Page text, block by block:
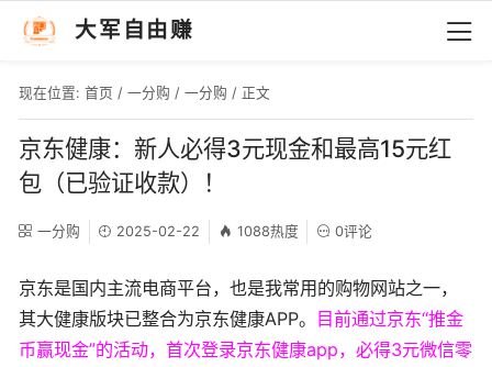
大军自由赚
现在位置: 首页 / 一分购 / 一分购 / 正文
京东健康：新人必得3元现金和最高15元红
包（已验证收款）！
一分购 2025-02-22 1088热度 0评论
京东是国内主流电商平台，也是我常用的购物网站之一，
其大健康版块已整合为京东健康APP。 目前通过京东“推金
币赢现金”的活动，首次登录京东健康app，必得3元微信零